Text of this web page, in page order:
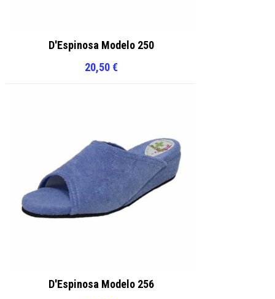
D'Espinosa Modelo 250
20,50€
D'Espinosa Modelo 256